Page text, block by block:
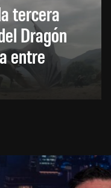
tercera
Dragón
entre